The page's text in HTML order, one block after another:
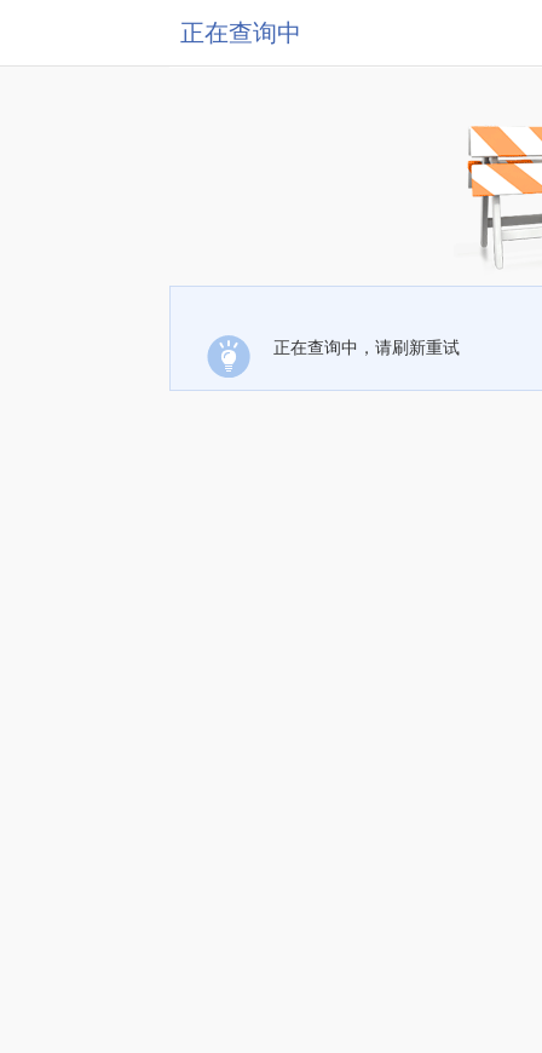
正在查询中
正在查询中，请刷新重试